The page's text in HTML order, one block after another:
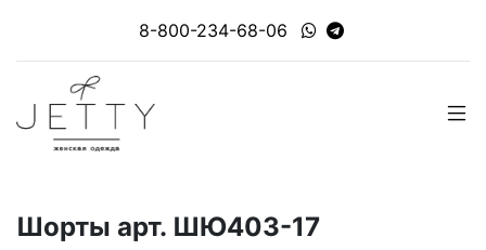
8-800-234-68-06
Шорты арт. ШЮ403-17